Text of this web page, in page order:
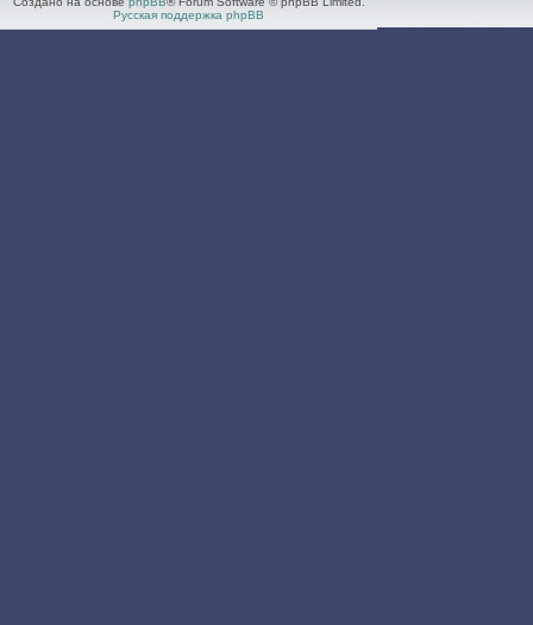
Русская поддержка phpBB